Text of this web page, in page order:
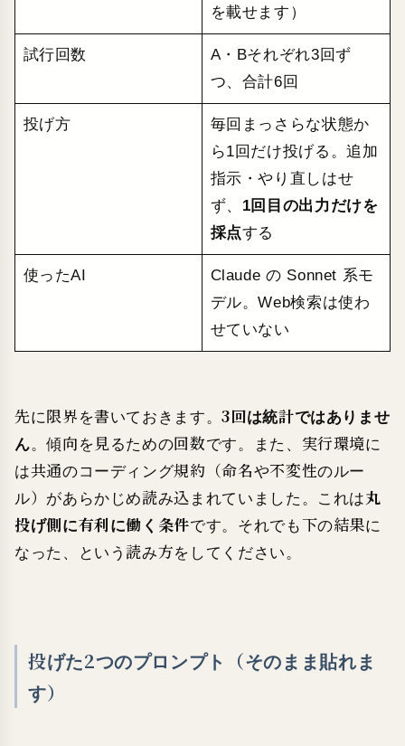
を載せます）
試行回数
A・Bそれぞれ3回ず
つ、合計6回
投げ方
毎回まっさらな状態か
ら1回だけ投げる。追加
指示・やり直しはせ
ず、 1回目の出力だけを
採点する
使ったAI
Claude の Sonnet 系モ
デル。Web検索は使わ
せていない
先に限界を書いておきます。3回は統計ではありませ
ん。傾向を見るための回数です。また、実行環境に
は共通のコーディング規約（命名や不変性のルー
ル）があらかじめ読み込まれていました。これは丸
投げ側に有利に働く条件です。それでも下の結果に
なった、という読み方をしてください。
投げた2つのプロンプト（そのまま貼れま
す）